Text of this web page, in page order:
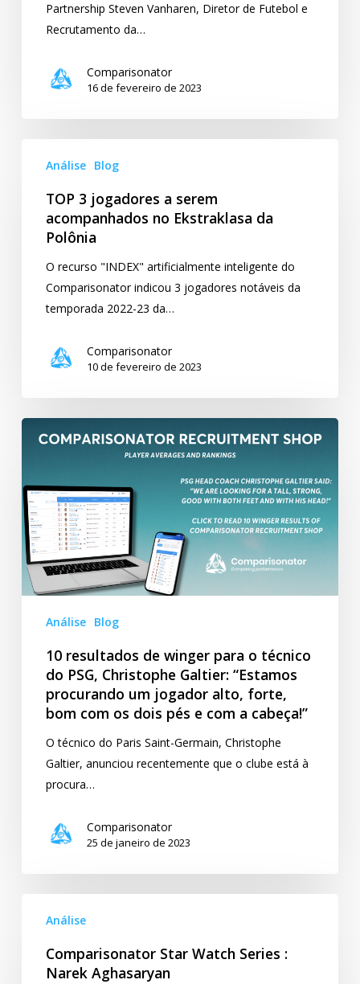
Partnership Steven Vanharen, Diretor de Futebol e
Recrutamento da…
Comparisonator
16 de fevereiro de 2023
jogadores
serem
Ekstraklasa
Análise Blog
TOP 3 jogadores a serem
acompanhados no Ekstraklasa da
Polônia
O recurso "INDEX" artificialmente inteligente do
Comparisonator indicou 3 jogadores notáveis da
temporada 2022-23 da…
Comparisonator
10 de fevereiro de 2023
resultados
winger
para
o
técnico
do
PSG,
Christophe
“Estamos
procurando
jogador
forte,
cabeça!”
Análise Blog
10 resultados de winger para o técnico
do PSG, Christophe Galtier: “Estamos
procurando um jogador alto, forte,
bom com os dois pés e com a cabeça!”
O técnico do Paris Saint-Germain, Christophe
Galtier, anunciou recentemente que o clube está à
procura…
Comparisonator
25 de janeiro de 2023
Watch
Series
Análise
Comparisonator Star Watch Series :
Narek Aghasaryan